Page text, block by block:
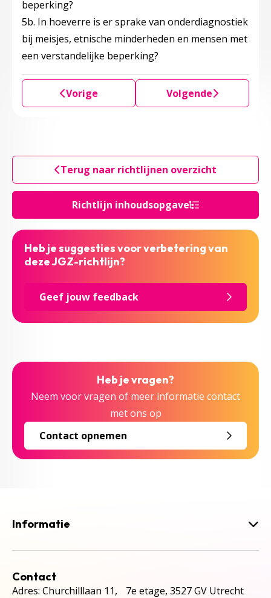
Richtlijn inhoudsopgave
beperking?
5b. In hoeverre is er sprake van onderdiagnostiek
bij meisjes, etnische minderheden en mensen met
een verstandelijke beperking?
Vorige Volgende
Terug naar richtlijnen overzicht
Heb je suggesties voor verbetering van
deze JGZ-richtlijn?
Geef jouw feedback
Heb je vragen?
Neem voor vragen of meer informatie contact
met ons op
Contact opnemen
Informatie
Contact
Adres: Churchilllaan 11, 7e etage, 3527 GV Utrecht